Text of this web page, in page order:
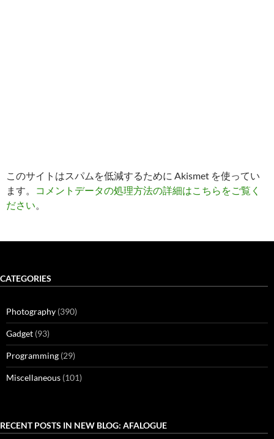
このサイトはスパムを低減するために Akismet を使ってい
ます。
コメントデータの処理方法の詳細はこちらをご覧く
ださい。
CATEGORIES
Photography (390)
Gadget (93)
Programming (29)
Miscellaneous (101)
RECENT POSTS IN NEW BLOG: AFALOGUE